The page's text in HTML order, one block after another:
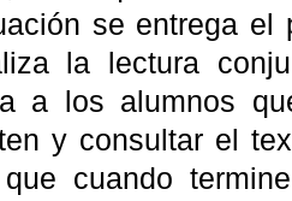
se entrega el
la lectura
a los alumnos
y consultar el
cuando